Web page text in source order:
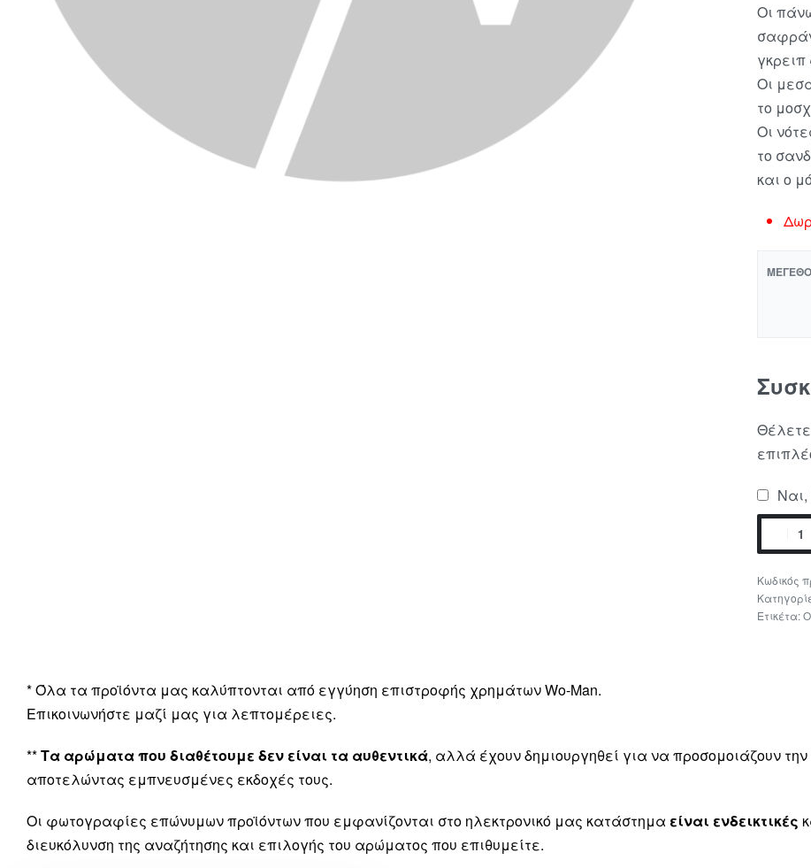
Οι
Οι
το
Οι
το
και ο
Ετικέτα:
* Όλα τα προϊόντα μας καλύπτονται από εγγύηση επιστροφής χρημάτων Wo-Man.
Επικοινωνήστε μαζί μας για λεπτομέρειες.
**Τα αρώματα που διαθέτουμε δεν είναι τα αυθεντικά, αλλά έχουν δημιουργηθεί για να προσομοιάζουν
αποτελώντας εμπνευσμένες εκδοχές τους.
Οι φωτογραφίες επώνυμων προϊόντων που εμφανίζονται στο ηλεκτρονικό μας κατάστημα είναι ενδεικτικές
διευκόλυνση της αναζήτησης και επιλογής του αρώματος που επιθυμείτε.